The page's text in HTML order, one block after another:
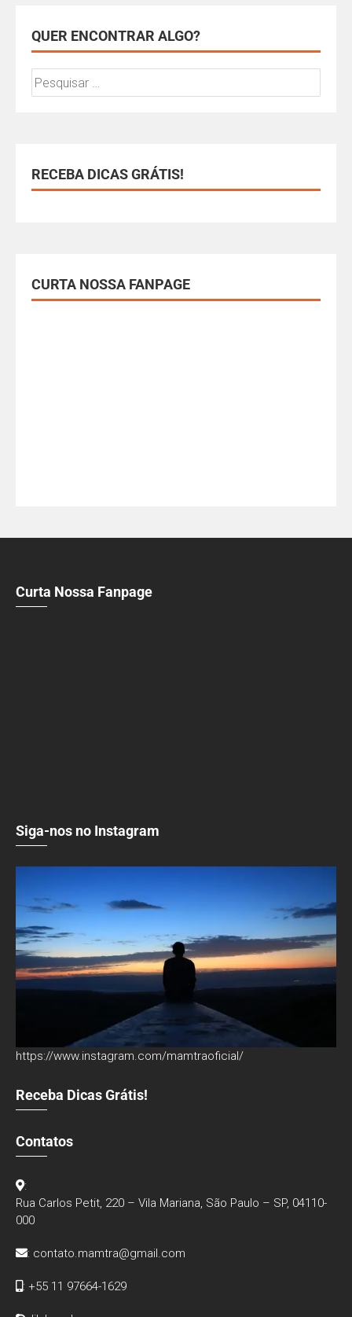
QUER ENCONTRAR ALGO?
RECEBA DICAS GRÁTIS!
CURTA NOSSA FANPAGE
Curta Nossa Fanpage
Siga-nos no Instagram
https://www.instagram.com/mamtraoficial/
Receba Dicas Grátis!
Contatos
:
Rua Carlos Petit, 220 – Vila Mariana, São Paulo – SP, 04110-
000
: contato.mamtra@gmail.com
: +55 11 97664-1629